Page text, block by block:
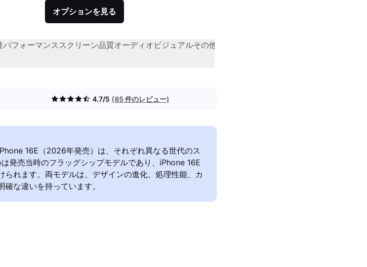
オプションを見る
パフォーマンススクリーン品質オーディオビジュアルその他
4.7/5 (85 件のレビュー)
16E（2026年発売）は、それぞれ異なる世代のス
発売当時のフラッグシップモデルであり、iPhone 16E
られます。両モデルは、デザインの進化、処理性能、カ
な違いを持っています。